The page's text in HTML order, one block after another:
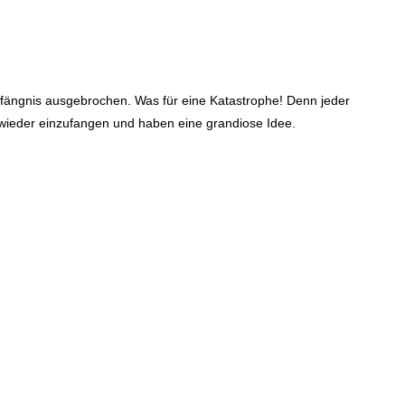
ausgebrochen. Was für eine Katastrophe! Denn jeder
einzufangen und haben eine grandiose Idee.